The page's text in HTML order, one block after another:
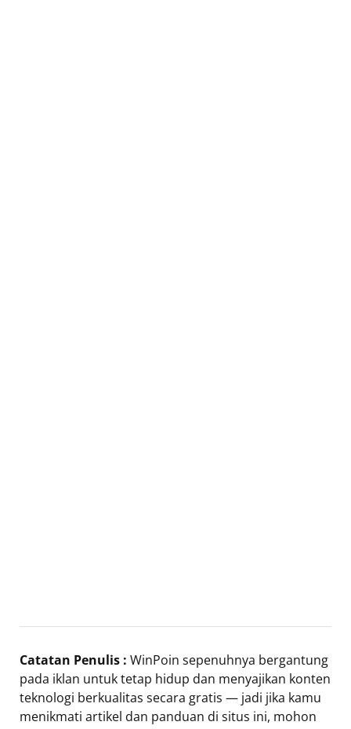
Catatan Penulis : WinPoin sepenuhnya bergantung
pada iklan untuk tetap hidup dan menyajikan konten
teknologi berkualitas secara gratis — jadi jika kamu
menikmati artikel dan panduan di situs ini, mohon